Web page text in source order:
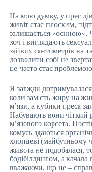
На мою думку, у прес
живіт стає плоским,
залишається «осиною».
хоч і виглядають
зайвих сантиметрів на
дозволити собі не
це часто стає
Я завжди дотримувалася
коли замість жиру на
м’язи, а кубики преса
Набувають вони чіткий
м’язового корсета.
комусь здаються
хлопцеві (майбутньому
живота не подобалася,
бодібілдингом, а
вважаючи, що це –